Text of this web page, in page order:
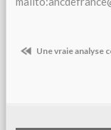
Une vraie analyse